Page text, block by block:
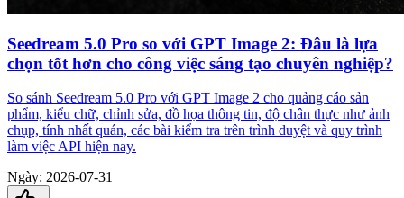
Seedream 5.0 Pro so với GPT Image 2: Đâu là lựa
chọn tốt hơn cho công việc sáng tạo chuyên nghiệp?
So sánh Seedream 5.0 Pro với GPT Image 2 cho quảng cáo sản
phẩm, kiểu chữ, chỉnh sửa, đồ họa thông tin, độ chân thực như ảnh
chụp, tính nhất quán, các bài kiểm tra trên trình duyệt và quy trình
làm việc API hiện nay.
Ngày: 2026-07-31